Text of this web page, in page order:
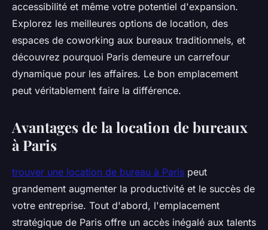
Valentin•20 août 2025• 4 min de lecture
accessibilité et même votre potentiel d'expansion.
Explorez les meilleures options de location, des
espaces de coworking aux bureaux traditionnels, et
découvrez pourquoi Paris demeure un carrefour
dynamique pour les affaires. Le bon emplacement
peut véritablement faire la différence.
Avantages de la location de bureaux
à Paris
trouver une location de bureau à Paris peut
grandement augmenter la productivité et le succès de
votre entreprise. Tout d'abord, l'emplacement
stratégique de Paris offre un accès inégalé aux talents